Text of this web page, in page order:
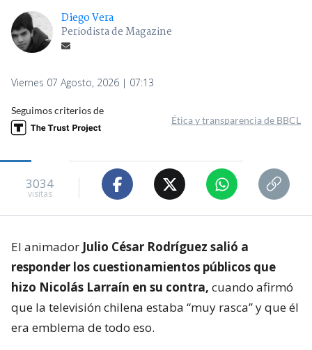
Diego Vera
Periodista de Magazine
Viernes 07 Agosto, 2026 | 07:13
Seguimos criterios de
Ética y transparencia de BBCL
3034
visitas
El animador Julio César Rodríguez salió a
responder los cuestionamientos públicos que
hizo Nicolás Larraín en su contra, cuando afirmó
que la televisión chilena estaba “muy rasca” y que él
era emblema de todo eso.